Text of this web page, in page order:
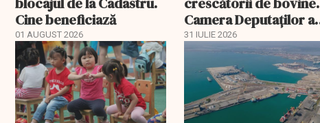
Cine beneficiază
01 AUGUST 2026
Camera Deputaților a
aprobat schema
31 IULIE 2026